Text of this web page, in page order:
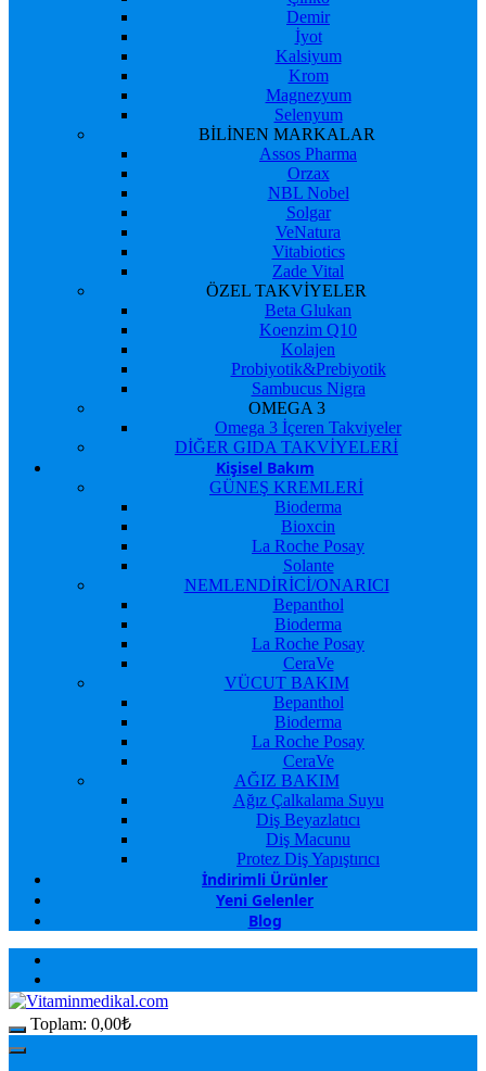
Demir
İyot
Kalsiyum
Krom
Magnezyum
Selenyum
BİLİNEN MARKALAR
Assos Pharma
Orzax
NBL Nobel
Solgar
VeNatura
Vitabiotics
Zade Vital
ÖZEL TAKVİYELER
Beta Glukan
Koenzim Q10
Kolajen
Probiyotik&Prebiyotik
Sambucus Nigra
OMEGA 3
Omega 3 İçeren Takviyeler
DİĞER GIDA TAKVİYELERİ
Kişisel Bakım
GÜNEŞ KREMLERİ
Bioderma
Bioxcin
La Roche Posay
Solante
NEMLENDİRİCİ/ONARICI
Bepanthol
Bioderma
La Roche Posay
CeraVe
VÜCUT BAKIM
Bepanthol
Bioderma
La Roche Posay
CeraVe
AĞIZ BAKIM
Ağız Çalkalama Suyu
Diş Beyazlatıcı
Diş Macunu
Protez Diş Yapıştırıcı
İndirimli Ürünler
Yeni Gelenler
Blog
Toplam: 0,00₺